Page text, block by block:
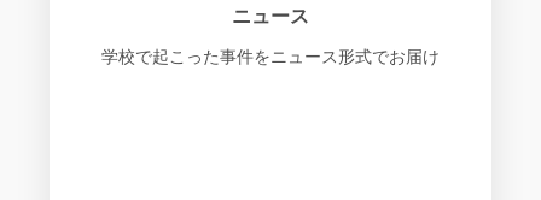
ニュース
学校で起こった事件をニュース形式でお届け